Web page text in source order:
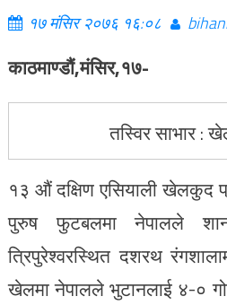
१७ मंसिर २०७६ १६:०८
काठमाण्डौं,मंसिर,१७-
तस्विर साभार :
१३ औं दक्षिण एसियाली खेलकुद
पुरुष फुटबलमा नेपालले
त्रिपुरेश्वरस्थित दशरथ
खेलमा नेपालले भुटानलाई ४-०